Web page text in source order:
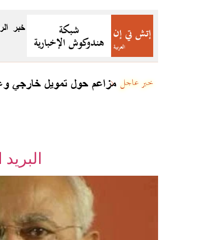
خبر
مزاعم حول تمويل خارجي خبر عاجل